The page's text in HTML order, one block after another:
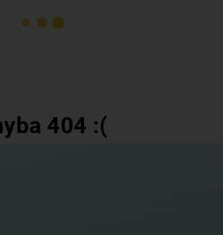
404 :(